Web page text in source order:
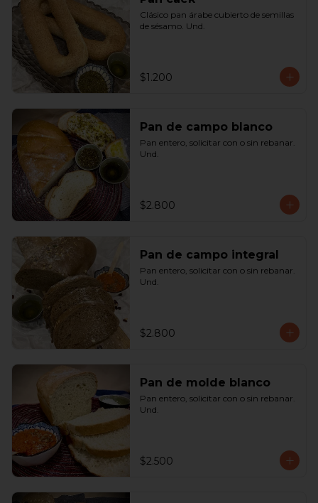
Clásico pan árabe cubierto de semillas
de sésamo. Und.
$1.200
Pan de campo blanco
Pan entero, solicitar con o sin rebanar.
Und.
$2.800
Pan de campo integral
Pan entero, solicitar con o sin rebanar.
Und.
$2.800
Pan de molde blanco
Pan entero, solicitar con o sin rebanar.
Und.
$2.500